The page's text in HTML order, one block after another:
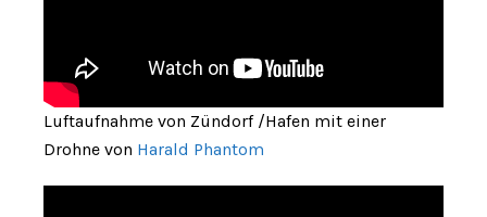
Luftaufnahme von Zündorf /Hafen mit einer
Drohne von Harald Phantom